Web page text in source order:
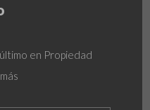
en Propiedad